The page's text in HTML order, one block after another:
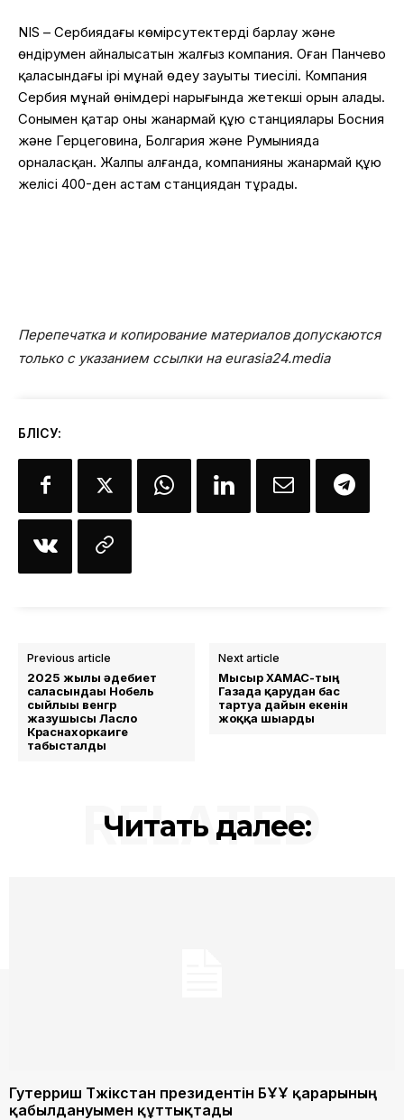
NIS – Сербиядағы көмірсутектерді барлау және
өндірумен айналысатын жалғыз компания. Оған Панчево
қаласындағы ірі мұнай өңдеу зауыты тиесілі. Компания
Сербия мұнай өнімдері нарығында жетекші орын алады.
Сонымен қатар оның жанармай құю станциялары Босния
және Герцеговина, Болгария және Румынияда
орналасқан. Жалпы алғанда, компанияның жанармай құю
желісі 400-ден астам станциядан тұрады.
Перепечатка и копирование материалов допускаются
только с указанием ссылки на eurasia24.media
БӨЛІСУ:
Previous article
2025 жылғы әдебиет
саласындағы Нобель
сыйлығы венгр
жазушысы Ласло
Краснахоркаиге
табысталды
Next article
Мысыр ХАМАС-тың
Газада қарудан бас
тартуға дайын екенін
жоққа шығарды
Читать далее:
RELATED
Гутерриш Тәжікстан президентін БҰҰ қарарының
қабылдануымен құттықтады